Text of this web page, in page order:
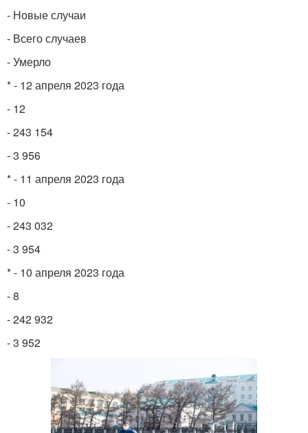
- Новые случаи
- Всего случаев
- Умерло
* - 12 апреля 2023 года
- 12
- 243 154
- 3 956
* - 11 апреля 2023 года
- 10
- 243 032
- 3 954
* - 10 апреля 2023 года
- 8
- 242 932
- 3 952